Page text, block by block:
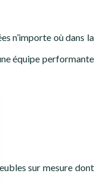
n’importe où dans la
équipe performante
sur mesure dont